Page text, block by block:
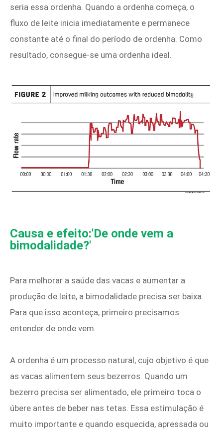
seria essa ordenha. Quando a ordenha começa, o
fluxo de leite inicia imediatamente e permanece
constante até o final do período de ordenha. Como
resultado, consegue-se uma ordenha ideal.
Causa e efeito:'De onde vem a
bimodalidade?'
Para melhorar a saúde das vacas e aumentar a
produção de leite, a bimodalidade precisa ser baixa.
Para que isso aconteça, primeiro precisamos
entender de onde vem.
A ordenha é um processo natural, cujo objetivo é que
as vacas alimentem seus bezerros. Quando um
bezerro precisa ser alimentado, ele primeiro toca o
úbere antes de beber nas tetas. Essa estimulação é
muito importante e quando esquecida, apressada ou